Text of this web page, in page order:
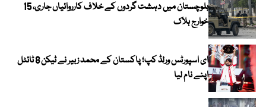
بلوچستان میں دہشت گردوں کے خلاف کارروائیاں جاری، 15
خوارج ہلاک
ای اسپورٹس ورلڈ کپ؛ پاکستان کے محمد زبیر نے ٹیکن 8 ٹائٹل
اپنے نام لیا